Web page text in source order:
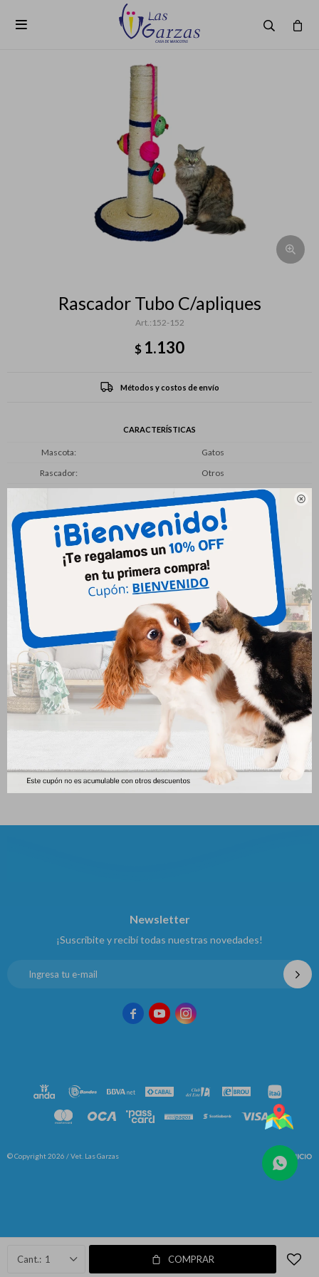


Rascador Tubo C/apliques
152-152
$ 1.130
1 COMPRAR
Métodos y costos de envío
CARACTERÍSTICAS
Mascota
Gatos
Rascador
Otros
Productos que te pueden interesar
Yerba Gatera En Tubo
Rascador Para Gato
Esquinero
Newsletter
¡Suscribite y recibí todas nuestras novedades!
  
© Copyright 2026 / Vet. Las Garzas
Fenicio